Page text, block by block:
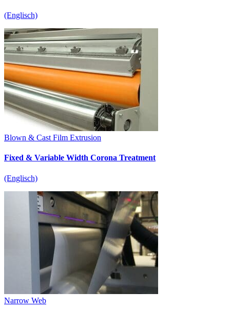
(Englisch)
Blown & Cast Film Extrusion
Fixed & Variable Width Corona Treatment
(Englisch)
Narrow Web